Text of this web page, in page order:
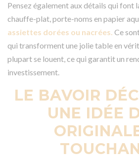
Pensez également aux détails qui font
chauffe-plat, porte-noms en papier
assiettes dorées ou nacrées. Ce
qui transforment une jolie table en
plupart se louent, ce qui garantit un
investissement.
LE BAVOIR
UNE IDÉE